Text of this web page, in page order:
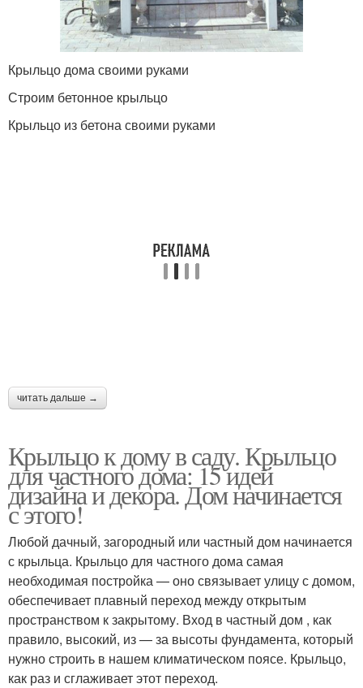
Крыльцо дома своими руками
Строим бетонное крыльцо
Крыльцо из бетона своими руками
читать дальше →
Крыльцо к дому в саду. Крыльцо
для частного дома: 15 идей
дизайна и декора. Дом начинается
с этого!
Любой дачный, загородный или частный дом начинается
с крыльца. Крыльцо для частного дома самая
необходимая постройка — оно связывает улицу с домом,
обеспечивает плавный переход между открытым
пространством к закрытому. Вход в частный дом , как
правило, высокий, из — за высоты фундамента, который
нужно строить в нашем климатическом поясе. Крыльцо,
как раз и сглаживает этот переход.